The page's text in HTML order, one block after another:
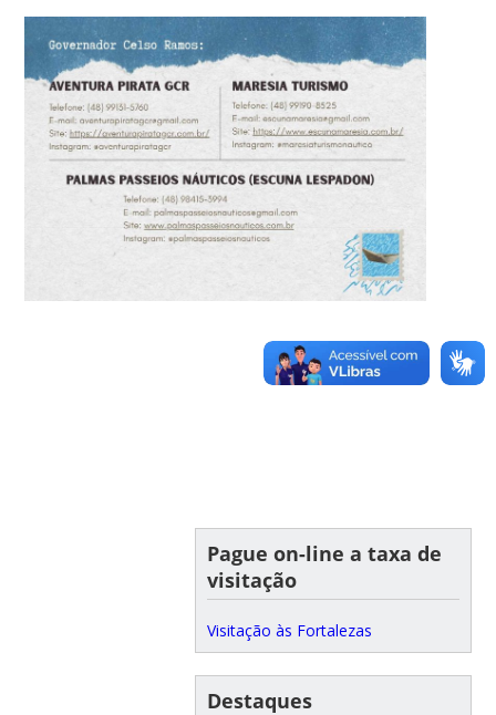
Pague on-line a taxa de
visitação
Visitação às Fortalezas
Destaques